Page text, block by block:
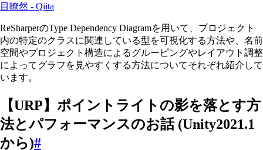
目瞭然 - Qiita
ReSharperのType Dependency Diagramを用いて、プロジェクト
内の特定のクラスに関連している型を可視化する方法や、名前
空間やプロジェクト構造によるグルーピングやレイアウト調整
によってグラフを見やすくする方法についてそれぞれ紹介して
います。
【URP】ポイントライトの影を落とす方
法とパフォーマンスのお話 (Unity2021.1
から)#